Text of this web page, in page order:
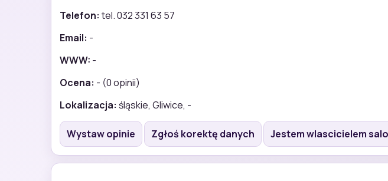
Telefon: tel. 032 331 63 57
Email: -
WWW: -
Ocena: - (0 opinii)
Lokalizacja: śląskie, Gliwice, -
Wystaw opinie Zgłoś korektę danych Jestem wlascicielem